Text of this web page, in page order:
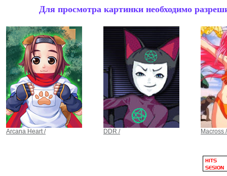
Для просмотра картинки необходимо
Arcana Heart / DDR / Macross /